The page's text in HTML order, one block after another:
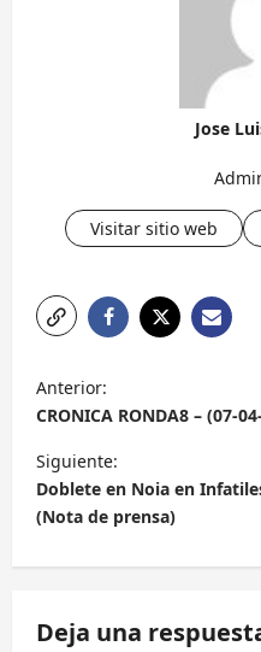
Jose
Visitar sitio web
a
v
e
g
a
i
Anterior:
CRONICA RONDA8 – (07-
Siguiente:
Doblete en Noia en
(Nota de prensa)
Deja una